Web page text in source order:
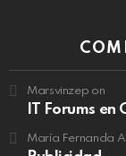
Marsvinzep on
IT Forums en
María Fernanda